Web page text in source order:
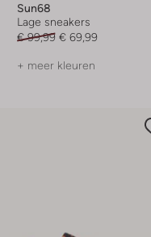
Sun68
Lage sneakers
€ 99,99 € 69,99
+ meer kleuren